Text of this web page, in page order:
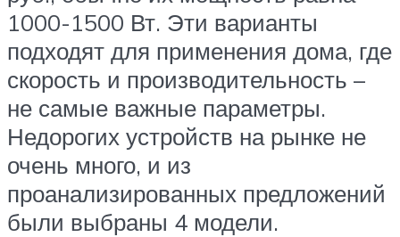
1000-1500 Вт. Эти варианты
подходят для применения дома, где
скорость и производительность –
не самые важные параметры.
Недорогих устройств на рынке не
очень много, и из
проанализированных предложений
были выбраны 4 модели.